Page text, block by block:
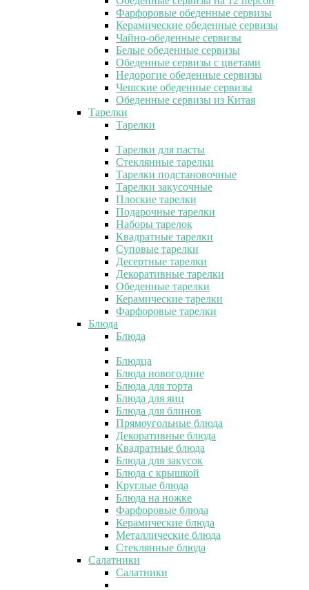
Фарфоровые обеденные сервизы
Керамические обеденные сервизы
Чайно-обеденные сервизы
Белые обеденные сервизы
Обеденные сервизы с цветами
Недорогие обеденные сервизы
Чешские обеденные сервизы
Обеденные сервизы из Китая
Тарелки
Тарелки
Тарелки для пасты
Стеклянные тарелки
Тарелки подстановочные
Тарелки закусочные
Плоские тарелки
Подарочные тарелки
Наборы тарелок
Квадратные тарелки
Суповые тарелки
Десертные тарелки
Декоративные тарелки
Обеденные тарелки
Керамические тарелки
Фарфоровые тарелки
Блюда
Блюда
Блюдца
Блюда новогодние
Блюда для торта
Блюда для яиц
Блюда для блинов
Прямоугольные блюда
Декоративные блюда
Квадратные блюда
Блюда для закусок
Блюда с крышкой
Круглые блюда
Блюда на ножке
Фарфоровые блюда
Керамические блюда
Металлические блюда
Стеклянные блюда
Салатники
Салатники